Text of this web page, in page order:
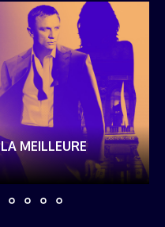
MEILLEURE